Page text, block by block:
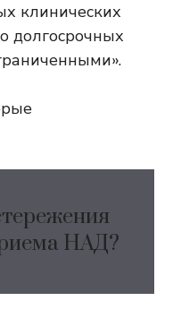
клинических
долгосрочных
НАД?